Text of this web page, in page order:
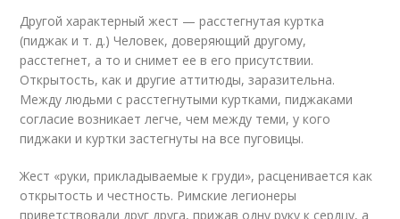
Другой характерный жест — расстегнутая куртка
(пиджак и т. д.) Человек, доверяющий другому,
расстегнет, а то и снимет ее в его присутствии.
Открытость, как и другие аттитюды, заразительна.
Между людьми с расстегнутыми куртками, пиджаками
согласие возникает легче, чем между теми, у кого
пиджаки и куртки застегнуты на все пуговицы.
Жест «руки, прикладываемые к груди», расценивается как
открытость и честность. Римские легионеры
приветствовали друг друга, прижав одну руку к сердцу, а